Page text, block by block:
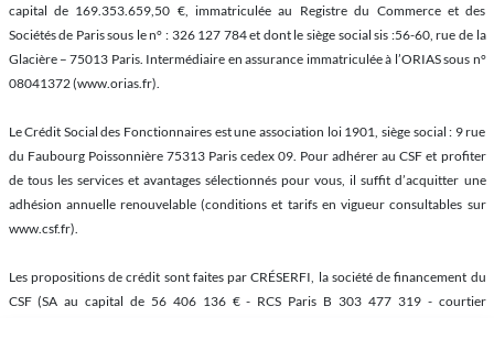
capital de 169.353.659,50 €, immatriculée au Registre du Commerce et des
Sociétés de Paris sous le n° : 326 127 784 et dont le siège social sis :56-60, rue de la
Glacière – 75013 Paris. Intermédiaire en assurance immatriculée à l’ORIAS sous n°
08041372 (www.orias.fr).
Le Crédit Social des Fonctionnaires est une association loi 1901, siège social : 9 rue
du Faubourg Poissonnière 75313 Paris cedex 09. Pour adhérer au CSF et profiter
de tous les services et avantages sélectionnés pour vous, il suffit d’acquitter une
adhésion annuelle renouvelable (conditions et tarifs en vigueur consultables sur
www.csf.fr).
Les propositions de crédit sont faites par CRÉSERFI, la société de financement du
CSF (SA au capital de 56 406 136 € - RCS Paris B 303 477 319 - courtier